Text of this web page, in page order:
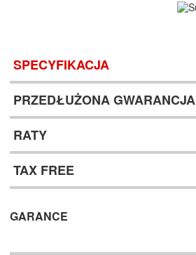
SPECYFIKACJA
PRZEDŁUŻONA GWARANCJA
RATY
TAX FREE
GARANCE